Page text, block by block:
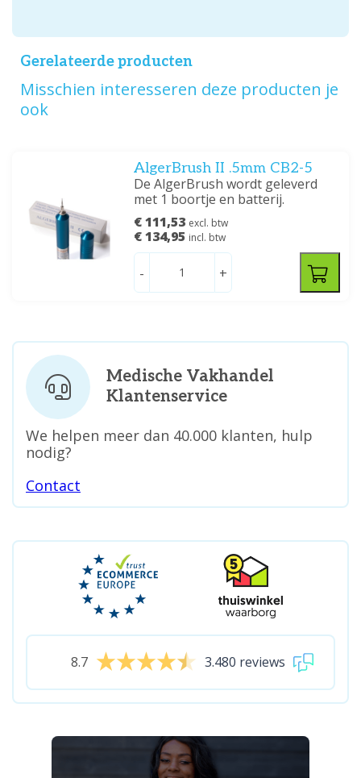
Gerelateerde producten
Misschien interesseren deze producten je
ook
AlgerBrush II .5mm CB2-5
De AlgerBrush wordt geleverd
met 1 boortje en batterij.
€ 111,53 excl. btw
€ 134,95 incl. btw
- +
Medische Vakhandel
Klantenservice
We helpen meer dan 40.000 klanten, hulp
nodig?
Contact
8.7 3.480 reviews